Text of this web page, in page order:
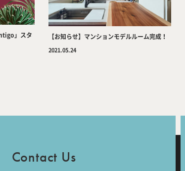
」スタ
【お知らせ】マンションモデルルーム完成！
2021.05.24
Contact Us
（営業時間：